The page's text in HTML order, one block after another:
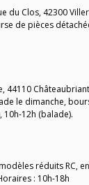
du Clos, 42300
de pièces
44110
le dimanche,
10h-12h (balade).
réduits RC,
: 10h-18h